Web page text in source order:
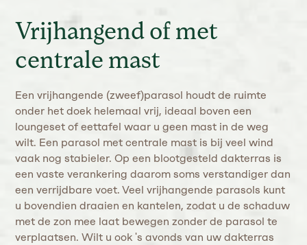
Vrijhangend of met
centrale mast
Een vrijhangende (zweef)parasol houdt de ruimte
onder het doek helemaal vrij, ideaal boven een
loungeset of eettafel waar u geen mast in de weg
wilt. Een parasol met centrale mast is bij veel wind
vaak nog stabieler. Op een blootgesteld dakterras is
een vaste verankering daarom soms verstandiger dan
een verrijdbare voet. Veel vrijhangende parasols kunt
u bovendien draaien en kantelen, zodat u de schaduw
met de zon mee laat bewegen zonder de parasol te
verplaatsen. Wilt u ook 's avonds van uw dakterras